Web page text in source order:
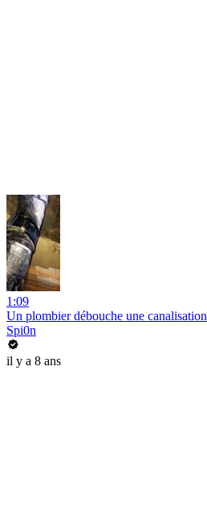
1:09
Un plombier débouche une canalisation
Spi0n
il y a 8 ans